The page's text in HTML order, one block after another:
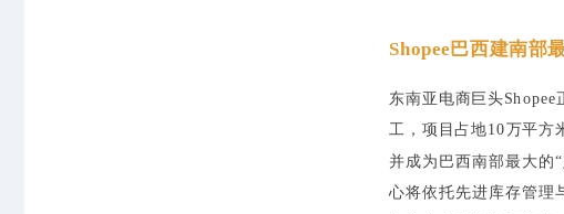
Shopee巴西建南部
东南亚电商巨头
工，项目占地10万平方
并成为巴西南部最大的
心将依托先进库存管理